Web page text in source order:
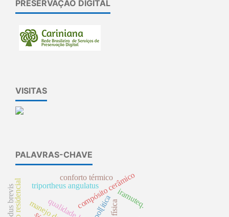
PRESERVAÇÃO DIGITAL
VISITAS
PALAVRAS-CHAVE
compósito cerâmico
pol[itica
triportheus angulatus
iramuteq.
conforto térmico